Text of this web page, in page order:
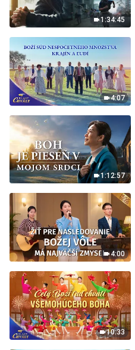
1:34:45
4:07
1:12:57
4:00
10:33